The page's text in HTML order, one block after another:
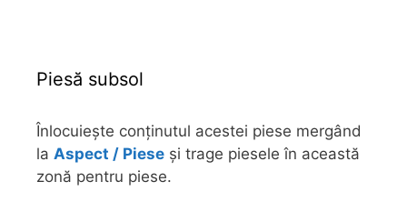
Piesă subsol
Înlocuiește conținutul acestei piese mergând
la Aspect / Piese și trage piesele în această
zonă pentru piese.